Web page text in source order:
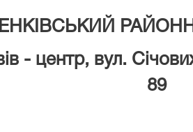
- центр, вул.
89